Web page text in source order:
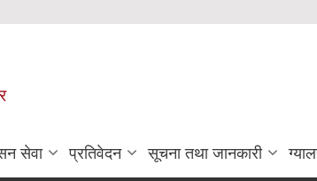
सेवा प्रतिवेदन सूचना तथा जानकारी